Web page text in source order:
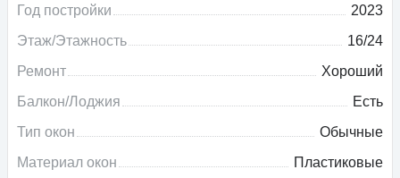
Год постройки
2023
Этаж/Этажность
16/24
Ремонт
Хороший
Балкон/Лоджия
Есть
Тип окон
Обычные
Материал окон
Пластиковые